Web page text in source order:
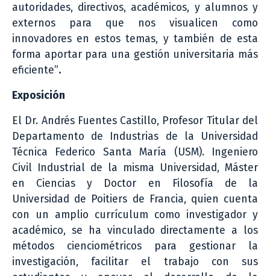
autoridades, directivos, académicos, y alumnos y
externos para que nos visualicen como
innovadores en estos temas, y también de esta
forma aportar para una gestión universitaria más
eficiente”.
Exposición
El Dr. Andrés Fuentes Castillo, Profesor Titular del
Departamento de Industrias de la Universidad
Técnica Federico Santa María (USM). Ingeniero
Civil Industrial de la misma Universidad, Máster
en Ciencias y Doctor en Filosofía de la
Universidad de Poitiers de Francia, quien cuenta
con un amplio currículum como investigador y
académico, se ha vinculado directamente a los
métodos cienciométricos para gestionar la
investigación, facilitar el trabajo con sus